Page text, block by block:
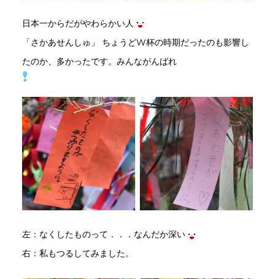
日本一からだがやわらかい人
「さかあせんしゅ」 ちょうどW杯の時期だったのも影響し
たのか、多かったです。みんながんばれ
左：なくしたものって．．．なんだか深い
右：私もつるしてみました。